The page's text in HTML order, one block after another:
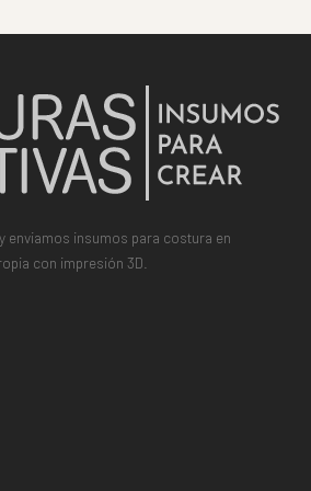
enviamos insumos para costura en
con impresión 3D.